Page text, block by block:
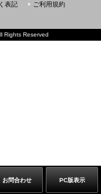
お問合わせ PC版表示
表記
ご利用規約
Rights Reserved